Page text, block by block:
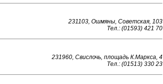
231103, Ошмяны, Советская, 103
Тел.: (01593) 421 70
231960, Свислочь, площадь К.Маркса, 4
Тел.: (01513) 330 23